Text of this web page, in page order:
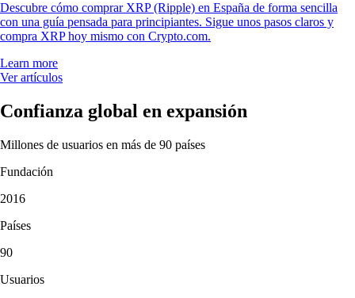
Descubre cómo comprar XRP (Ripple) en España de forma sencilla
con una guía pensada para principiantes. Sigue unos pasos claros y
compra XRP hoy mismo con Crypto.com.
Learn more
Ver artículos
Confianza global en expansión
Millones de usuarios en más de 90 países
Fundación
2016
Países
90
Usuarios